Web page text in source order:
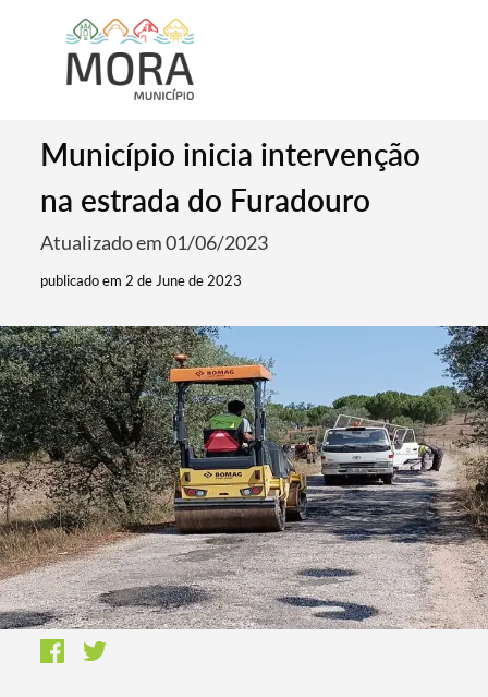
Município inicia intervenção
na estrada do Furadouro
Atualizado em 01/06/2023
publicado em 2 de June de 2023